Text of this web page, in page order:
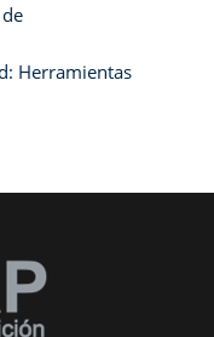
Herramientas